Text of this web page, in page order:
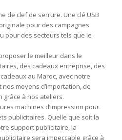
de clef de serrure. Une clé USB
pour des campagnes
pour des secteurs tels que le
le meilleur dans le
des cadeaux entreprise, des
au Maroc, avec notre
moyens d’importation, de
grâce à nos ateliers.
machines d’impression pour
publicitaires. Quelle que soit la
support publicitaire, la
sera impeccable grâce à